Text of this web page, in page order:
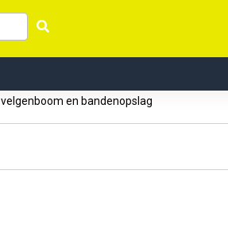
velgenboom en bandenopslag